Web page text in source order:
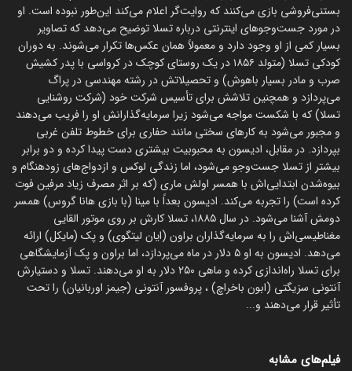
بستنی‌فروشی بازی می‌کنند که روایت‌گر اعلام می‌کند این‌طور نبوده است. او
در مورد جست‌وجوهای اینترنتی درباره تسلا توضیح می‌دهد که تصاویر
بسیار کمی از او وجود دارد و معمولاً همان عکس‌ها تکرار می‌شوند. به دوران
کودکی تسلا (متولد ۱۸۵۶ در یک روستای کوچک در کرواسی با پدر کشیش
صرب و مادر بسیار باهوش) و تحصیلاتش در رشته مهندسی در پراگ
می‌پردازد و همچنین تلاشش برای تأسیس شرکت خود (شرکت روشنایی
تسلا) که با شکست مواجه می‌شود زیرا سرمایه‌گذارانش او را فریب می‌دهند
و مجبور می‌شود به کارهای سختی مانند حفاری برای خطوط تلفن غربی
بپردازد. در مقابل، ادیسون به محبوبیت بیشتری دست پیدا کرده و دو برابر
بیشتر از تسلا جست‌وجو می‌شود، اما زندگی لوکس و ازدواج‌های زودهنگام و
بیوه‌شدن ابتدایی‌اش با همسر اولش ماری (که بر اثر مصرف زیاد مرفین فوت
کرده است) را تجربه می‌کند. ادیسون بعداً با مینا (با بازی هانا گروس) همسر
دومش آشنا می‌شود. در سال ۱۸۸۵، تسلا کارش بر روی موتور القایی
مغناطیسی‌اش را به سرمایه‌گذاران براون (ایان لیتگوی) و پک (مایکل) ارائه
می‌دهد. ادیسون به او ۵ دلار در ماه می‌پردازد، اما براون و پک آزمایشگاهی
برای تسلا راه‌اندازی کرده و ماهی ۲۵۰ دلار به او می‌دهند. تسلا و دستیارش
آنتونی سزیگتی (ابون باخراچ) ، پروفسور آنتونی (جیمز اوربانیان) را تحت
تأثیر قرار می‌دهند و...
فیلم‌های مشابه